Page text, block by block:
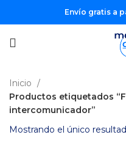
Envío gratis a
Inicio
Productos etiquetados
intercomunicador”
Mostrando el único